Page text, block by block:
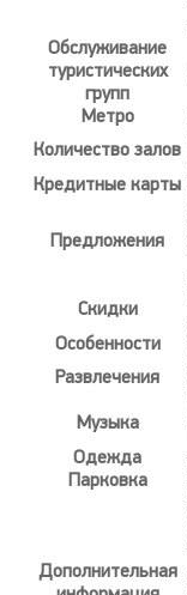
Обслуживание
туристических
групп
Метро
Количество залов
Кредитные карты
Предложения
Скидки
Особенности
Развлечения
Музыка
Одежда
Парковка
Дополнительная